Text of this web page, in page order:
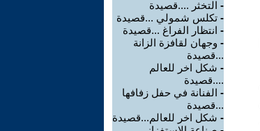
- التخثر ....قصيدة
- تكلس شمولي ...قصيدة
- انتظار الفراغ‏ ...قصيدة
- وجهان لقافزة الزانة
...قصيدة
- شكل اخر للعالم
....قصيدة
- الفنانة في حفل زفافها
...قصيدة
- شكل اخر للعالم...قصيدة